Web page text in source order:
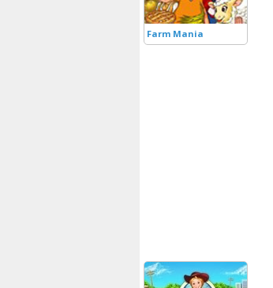
Farm Mania